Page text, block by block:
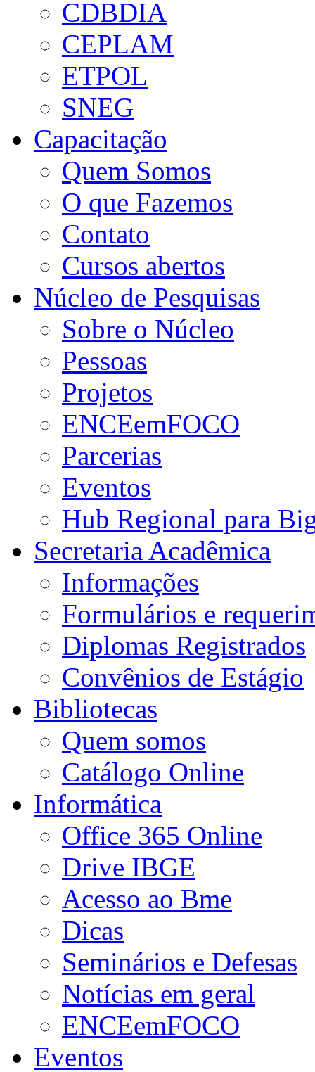
CDBDIA
CEPLAM
ETPOL
SNEG
Capacitação
Quem Somos
O que Fazemos
Contato
Cursos abertos
Núcleo de Pesquisas
Sobre o Núcleo
Pessoas
Projetos
ENCEemFOCO
Parcerias
Eventos
Hub Regional para
Secretaria Acadêmica
Informações
Formulários e
Diplomas Registrados
Convênios de Estágio
Bibliotecas
Quem somos
Catálogo Online
Informática
Office 365 Online
Drive IBGE
Acesso ao Bme
Dicas
Seminários e Defesas
Notícias em geral
ENCEemFOCO
Eventos